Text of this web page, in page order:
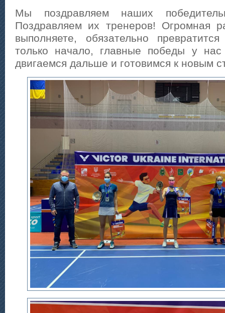
Мы поздравляем наших
Поздравляем их тренеров! Огромная
выполняете, обязательно
только начало, главные победы у
двигаемся дальше и готовимся к новым